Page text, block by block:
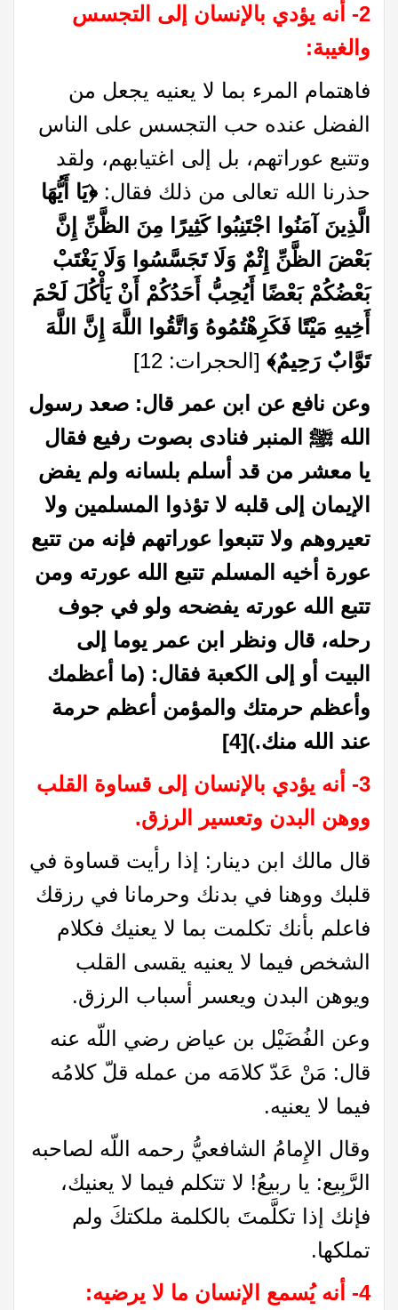
2- أنه يؤدي بالإنسان إلى التجسس
والغيبة:
فاهتمام المرء بما لا يعنيه يجعل من
الفضل عنده حب التجسس على الناس
وتتبع عوراتهم، بل إلى اغتيابهم، ولقد
حذرنا الله تعالى من ذلك فقال: ﴿يَا أَيُّهَا
الَّذِينَ آمَنُوا اجْتَنِبُوا كَثِيرًا مِنَ الظَّنِّ إِنَّ
بَعْضَ الظَّنِّ إِثْمٌ وَلَا تَجَسَّسُوا وَلَا يَغْتَبْ
بَعْضُكُمْ بَعْضًا أَيُحِبُّ أَحَدُكُمْ أَنْ يَأْكُلَ لَحْمَ
أَخِيهِ مَيْتًا فَكَرِهْتُمُوهُ وَاتَّقُوا اللَّهَ إِنَّ اللَّهَ
تَوَّابٌرَحِيمٌ﴾ [الحجرات: 12]
وعن نافع عن ابن عمر قال: صعد رسول
الله ﷺ المنبر فنادى بصوت رفيع فقال
يا معشر من قد أسلم بلسانه ولم يفض
الإيمان إلى قلبه لا تؤذوا المسلمين ولا
تعيروهم ولا تتبعوا عوراتهم فإنه من تتبع
عورة أخيه المسلم تتبع الله عورته ومن
تتبع الله عورته يفضحه ولو في جوف
رحله، قال ونظر ابن عمر يوما إلى
البيت أو إلى الكعبة فقال: (ما أعظمك
وأعظم حرمتك والمؤمن أعظم حرمة
عند الله منك.)[4]
3- أنه يؤدي بالإنسان إلى قساوة القلب
ووهن البدن وتعسير الرزق.
قال مالك ابن دينار: إذا رأيت قساوة في
قلبك ووهنا في بدنك وحرمانا في رزقك
فاعلم بأنك تكلمت بما لا يعنيك فكلام
الشخص فيما لا يعنيه يقسى القلب
ويوهن البدن ويعسر أسباب الرزق.
وعن الفُضَيْل بن عياض رضي اللّه عنه
قال: مَنْ عَدّ كلامَه من عمله قلّ كلامُه
فيما لا يعنيه.
وقال الإِمامُ الشافعيُّ رحمه اللّه لصاحبه
الرَّبِيع: يا ربيعُ! لا تتكلم فيما لا يعنيك،
فإنك إذا تكلَّمتَ بالكلمة ملكتكَ ولم
تملكها.
4- أنه يُسمع الإنسان ما لا يرضيه: